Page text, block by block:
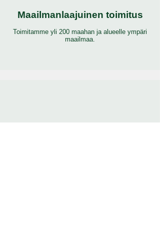
Maailmanlaajuinen toimitus
Toimitamme yli 200 maahan ja alueelle ympäri
maailmaa.